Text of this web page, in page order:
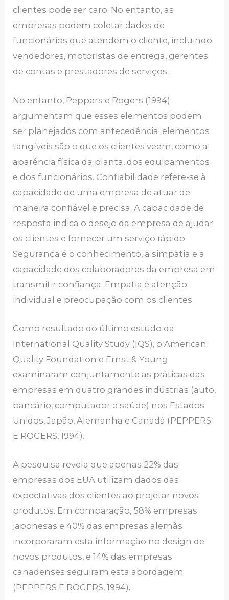
clientes pode ser caro. No entanto, as
empresas podem coletar dados de
funcionários que atendem o cliente, incluindo
vendedores, motoristas de entrega, gerentes
de contas e prestadores de serviços.
No entanto, Peppers e Rogers (1994)
argumentam que esses elementos podem
ser planejados com antecedência: elementos
tangíveis são o que os clientes veem, como a
aparência física da planta, dos equipamentos
e dos funcionários. Confiabilidade refere-se à
capacidade de uma empresa de atuar de
maneira confiável e precisa. A capacidade de
resposta indica o desejo da empresa de ajudar
os clientes e fornecer um serviço rápido.
Segurança é o conhecimento, a simpatia e a
capacidade dos colaboradores da empresa em
transmitir confiança. Empatia é atenção
individual e preocupação com os clientes.
Como resultado do último estudo da
International Quality Study (IQS), o American
Quality Foundation e Ernst & Young
examinaram conjuntamente as práticas das
empresas em quatro grandes indústrias (auto,
bancário, computador e saúde) nos Estados
Unidos, Japão, Alemanha e Canadá (PEPPERS
E ROGERS, 1994).
A pesquisa revela que apenas 22% das
empresas dos EUA utilizam dados das
expectativas dos clientes ao projetar novos
produtos. Em comparação, 58% empresas
japonesas e 40% das empresas alemãs
incorporaram esta informação no design de
novos produtos, e 14% das empresas
canadenses seguiram esta abordagem
(PEPPERS E ROGERS, 1994).